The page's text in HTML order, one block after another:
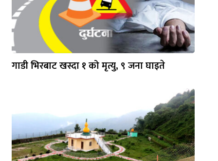
गाडी भिरबाट खस्दा १ को मृत्यु, ९ जना घाइते